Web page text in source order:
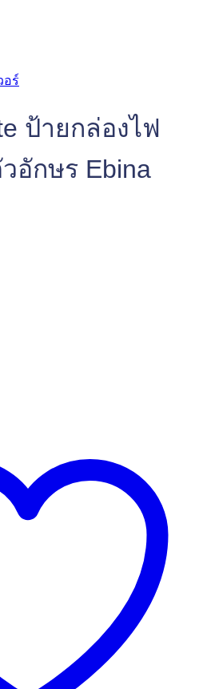
อร์
ป้ายกล่องไฟ
อักษร Ebina